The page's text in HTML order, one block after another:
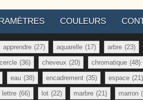
COULEURS
apprendre (27) aquarelle (17) arbre (23)
cercle (36) cheveux (20) chromatique (48)
eau (38) encadrement (35) espace (21)
lettre (66) lot (22) marbre (21) marron